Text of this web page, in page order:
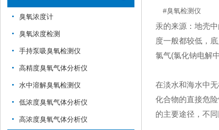
臭氧浓度计
臭氧浓度检测
手持泵吸臭氧检测仪
高精度臭氧气体分析仪
水中溶解臭氧检测仪
低浓度臭氧气体分析仪
高浓度臭氧气体分析仪
#臭氧检测仪
汞的来源： 地壳
度一般都较低，
氯气(氯化钠电解
在淡水和海水中
化合物的直接危
的主要途径，不